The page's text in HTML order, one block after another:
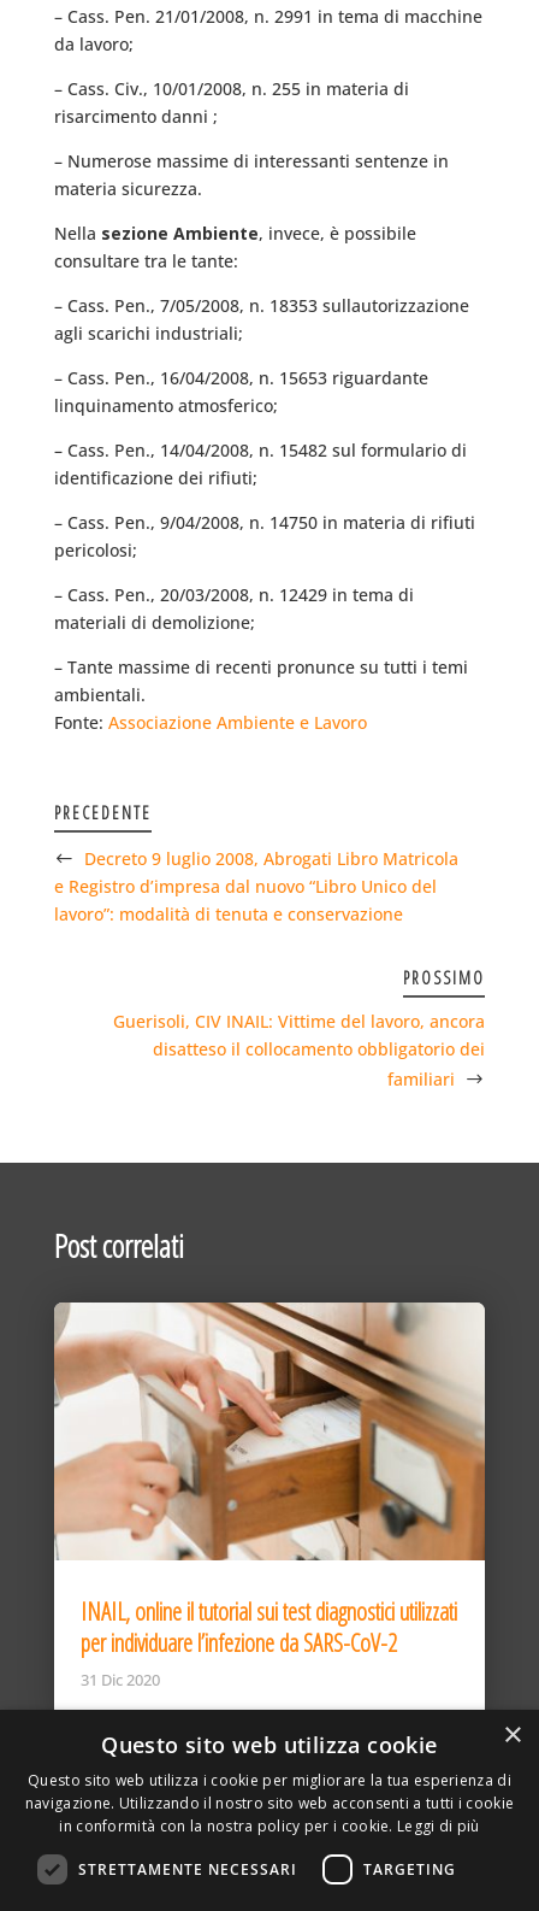
– Cass. Pen. 21/01/2008, n. 2991 in tema di macchine
da lavoro;
– Cass. Civ., 10/01/2008, n. 255 in materia di
risarcimento danni ;
– Numerose massime di interessanti sentenze in
materia sicurezza.
Nella sezione Ambiente, invece, è possibile
consultare tra le tante:
– Cass. Pen., 7/05/2008, n. 18353 sullautorizzazione
agli scarichi industriali;
– Cass. Pen., 16/04/2008, n. 15653 riguardante
linquinamento atmosferico;
– Cass. Pen., 14/04/2008, n. 15482 sul formulario di
identificazione dei rifiuti;
– Cass. Pen., 9/04/2008, n. 14750 in materia di rifiuti
pericolosi;
– Cass. Pen., 20/03/2008, n. 12429 in tema di
materiali di demolizione;
– Tante massime di recenti pronunce su tutti i temi
ambientali.
Fonte: Associazione Ambiente e Lavoro
PRECEDENTE
Decreto 9 luglio 2008, Abrogati Libro Matricola
e Registro d’impresa dal nuovo “Libro Unico del
lavoro”: modalità di tenuta e conservazione
PROSSIMO
Guerisoli, CIV INAIL: Vittime del lavoro, ancora
disatteso il collocamento obbligatorio dei
familiari
Post correlati
INAIL, online il tutorial sui test diagnostici utilizzati
per individuare l’infezione da SARS-CoV-2
31 Dic 2020
×
Questo sito web utilizza cookie
Questo sito web utilizza i cookie per migliorare la tua esperienza di
navigazione. Utilizzando il nostro sito web acconsenti a tutti i cookie
in conformità con la nostra policy per i cookie. Leggi di più
STRETTAMENTE NECESSARI TARGETING